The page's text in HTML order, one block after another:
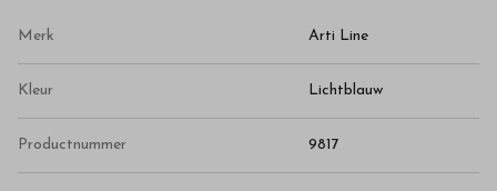
Merk Arti Line
Kleur Lichtblauw
Productnummer 9817